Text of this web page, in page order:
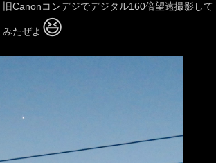
旧Canonコンデジでデジタル160倍望遠撮影して
みたぜよ 😆